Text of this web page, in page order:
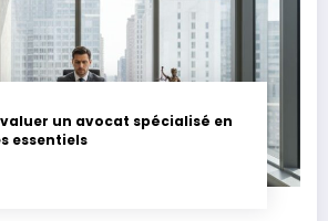
un avocat spécialisé en
essentiels